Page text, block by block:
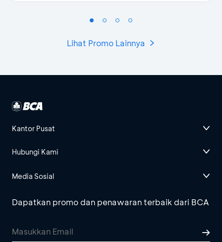
Lihat Promo Lainnya
Kantor Pusat
Hubungi Kami
Media Sosial
Dapatkan promo dan penawaran terbaik dari BCA